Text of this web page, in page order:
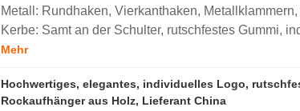
Metall: Rundhaken, Vierkanthaken,
Kerbe: Samt an der Schulter, rutschfestes Gummi,
Mehr
Hochwertiges, elegantes, individuelles Logo,
Rockaufhänger aus Holz, Lieferant China